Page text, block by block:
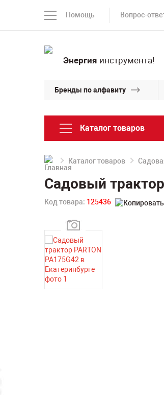
Помощь Вопрос-
Энергия инструмента!
Бренды по алфавиту
Каталог товаров
Каталог товаров
Садовый
Код товара: 125436